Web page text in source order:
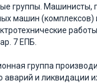
группы. Машинисты,
машин (комплексов)
7 ЕПБ.
группа
и ликвидации